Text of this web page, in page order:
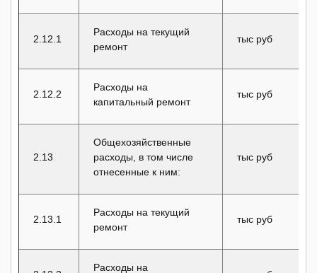
2.12.1
Расходы на текущий
ремонт
тыс руб
2.12.2
Расходы на
капитальный ремонт
тыс руб
2.13
Общехозяйственные
расходы, в том числе
отнесенные к ним:
тыс руб
2.13.1
Расходы на текущий
ремонт
тыс руб
Расходы на